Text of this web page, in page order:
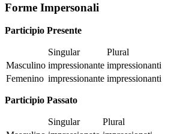
Forme Impersonali
Participio Presente
Singular
Plural
Masculino impressionante impressionanti
Femenino impressionante impressionanti
Participio Passato
Singular
Plural